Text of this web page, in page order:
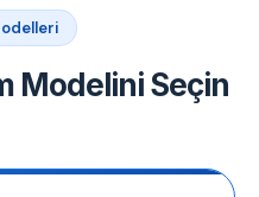
Modelini Seçin